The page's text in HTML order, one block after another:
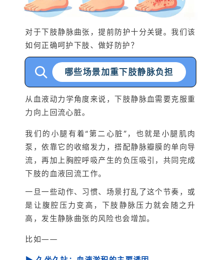
对于下肢静脉曲张，提前防护十分关键。我们该
如何正确呵护下肢、做好防护？
哪些场景加重下肢静脉负担
从血液动力学角度来说，下肢静脉血需要克服重
力向上回流心脏。
我们的小腿有着“第二心脏”，也就是小腿肌肉
泵，依靠它的收缩发力，搭配静脉瓣膜的单向导
流，再加上胸腔呼吸产生的负压吸引，共同完成
下肢的血液回流工作。
一旦一些动作、习惯、场景打乱了这个节奏，或
是让腹腔压力变高，下肢静脉压力就会随之升
高，发生静脉曲张的风险也会增加。
比如——